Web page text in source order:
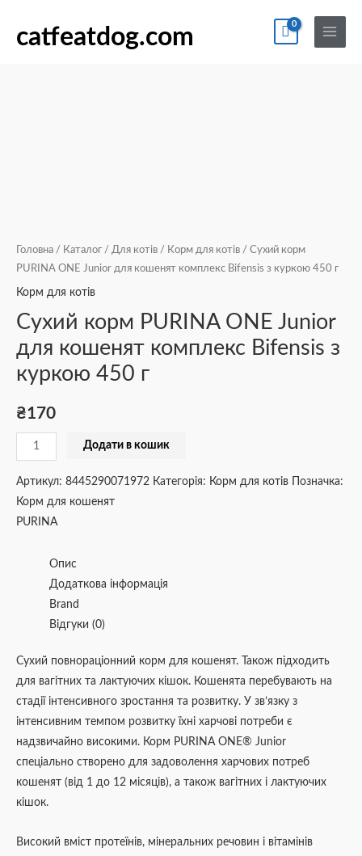
catfeatdog.com
Main
Menu
Головна / Каталог / Для котів / Корм для котів / Сухий корм
PURINA ONE Junior для кошенят комплекс Bifensis з куркою 450 г
Корм для котів
Сухий корм PURINA ONE Junior
для кошенят комплекс Bifensis з
куркою 450 г
₴170
Сухий
корм
450
г
кількість
Додати в кошик
Артикул: 8445290071972 Категорія: Корм для котів
Позначка:
Корм для кошенят
PURINA
Опис
Додаткова інформація
Brand
Відгуки (0)
Сухий повнораціонний корм для кошенят. Також підходить
для вагітних та лактуючих кішок. Кошенята перебувають на
стадії інтенсивного зростання та розвитку. У зв’язку з
інтенсивним темпом розвитку їхні харчові потреби є
надзвичайно високими. Корм PURINA ONE® Junior
спеціально створено для задоволення харчових потреб
кошенят (від 1 до 12 місяців), а також вагітних і лактуючих
кішок.
Високий вміст протеїнів, мінеральних речовин і вітамінів